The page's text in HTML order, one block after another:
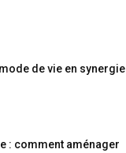
de vie en synergie
: comment aménager